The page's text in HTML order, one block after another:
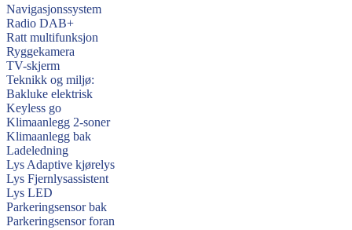
Navigasjonssystem
Radio DAB+
Ratt multifunksjon
Ryggekamera
TV-skjerm
Teknikk og miljø:
Bakluke elektrisk
Keyless go
Klimaanlegg 2-soner
Klimaanlegg bak
Ladeledning
Lys Adaptive kjørelys
Lys Fjernlysassistent
Lys LED
Parkeringsensor bak
Parkeringsensor foran